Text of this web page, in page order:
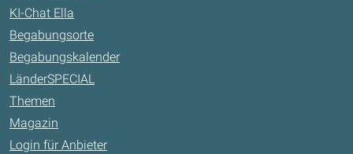
KI-Chat Ella
Begabungsorte
Begabungskalender
LänderSPECIAL
Themen
Magazin
Login für Anbieter